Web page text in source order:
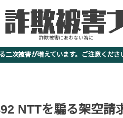
詐欺被害にあわない為に
る二次被害が増えています。ご注
NTTを騙る架空請